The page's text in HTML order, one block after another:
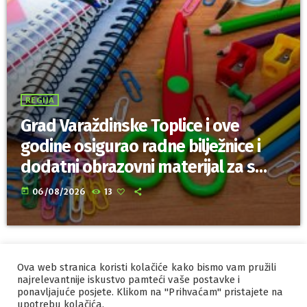
REGIJA
Grad Varaždinske Toplice i ove
godine osigurao radne bilježnice i
dodatni obrazovni materijal za sve
osnovnoškolce
today 06/08/2026 13
IZRADA I HOSTINGORBIS
MARKETING
PRAVILA PRIVATNOSTI
Ova web stranica koristi kolačiće kako bismo vam pružili
najrelevantnije iskustvo pamteći vaše postavke i
ponavljajuće posjete. Klikom na "Prihvaćam" pristajete na
upotrebu kolačića.